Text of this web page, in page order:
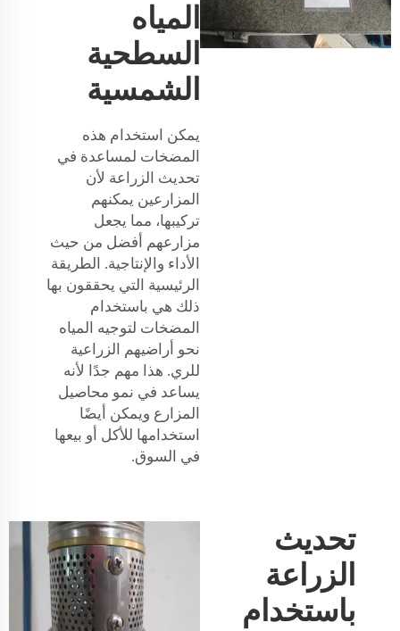
المياه
السطحية
الشمسية
يمكن استخدام هذه
المضخات لمساعدة في
تحديث الزراعة لأن
المزارعين يمكنهم
تركيبها، مما يجعل
مزارعهم أفضل من حيث
الأداء والإنتاجية. الطريقة
الرئيسية التي يحققون بها
ذلك هي باستخدام
المضخات لتوجيه المياه
نحو أراضيهم الزراعية
للري. هذا مهم جدًا لأنه
يساعد في نمو محاصيل
المزارع ويمكن أيضًا
استخدامها للأكل أو بيعها
في السوق.
تحديث
الزراعة
باستخدام